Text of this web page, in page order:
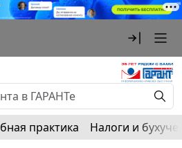
практика Налоги и